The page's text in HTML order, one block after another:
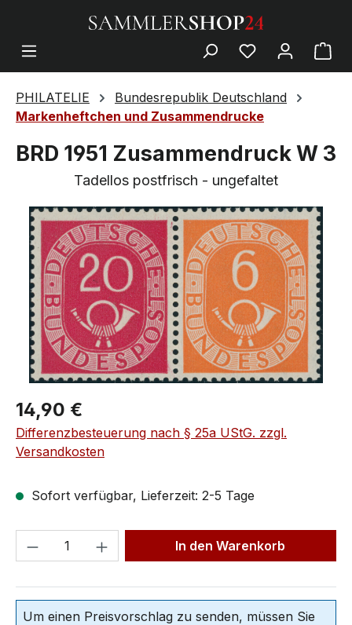
PHILATELIE
Bundesrepublik Deutschland
Markenheftchen und Zusammendrucke
BRD 1951 Zusammendruck W 3
Tadellos postfrisch - ungefaltet
14,90 €
Differenzbesteuerung nach § 25a UStG. zzgl.
Versandkosten
Sofort verfügbar, Lieferzeit: 2-5 Tage
In den Warenkorb
Um einen Preisvorschlag zu senden, müssen Sie